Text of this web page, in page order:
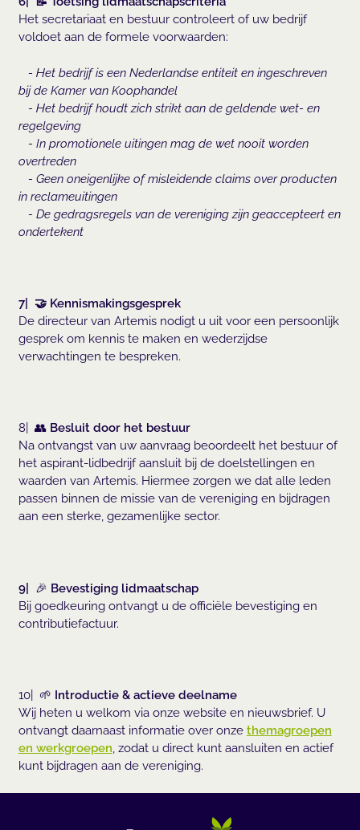
Het secretariaat en bestuur controleert of uw bedrijf
voldoet aan de formele voorwaarden:
- Het bedrijf is een Nederlandse entiteit en ingeschreven
bij de Kamer van Koophandel
- Het bedrijf houdt zich strikt aan de geldende wet- en
regelgeving
- In promotionele uitingen mag de wet nooit worden
overtreden
- Geen oneigenlijke of misleidende claims over producten
in reclameuitingen
- De gedragsregels van de vereniging zijn geaccepteert en
ondertekent
7| 🤝 Kennismakingsgesprek
De directeur van Artemis nodigt u uit voor een persoonlijk
gesprek om kennis te maken en wederzijdse
verwachtingen te bespreken.
8| 👥 Besluit door het bestuur
Na ontvangst van uw aanvraag beoordeelt het bestuur of
het aspirant-lidbedrijf aansluit bij de doelstellingen en
waarden van Artemis. Hiermee zorgen we dat alle leden
passen binnen de missie van de vereniging en bijdragen
aan een sterke, gezamenlijke sector.
9| 🎉 Bevestiging lidmaatschap
Bij goedkeuring ontvangt u de officiële bevestiging en
contributiefactuur.
10| 🌱 Introductie & actieve deelname
Wij heten u welkom via onze website en nieuwsbrief. U
ontvangt daarnaast informatie over onze themagroepen
en werkgroepen, zodat u direct kunt aansluiten en actief
kunt bijdragen aan de vereniging.